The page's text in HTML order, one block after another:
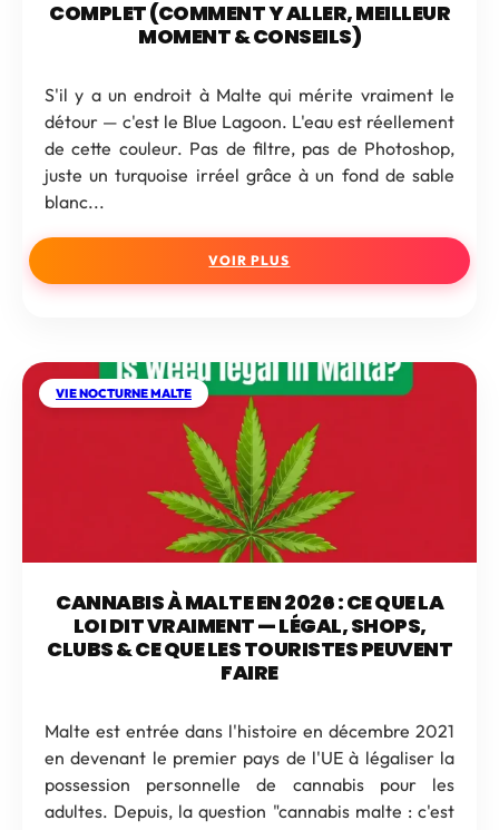
COMPLET (COMMENT Y ALLER, MEILLEUR
MOMENT & CONSEILS)
S'il y a un endroit à Malte qui mérite vraiment le
détour — c'est le Blue Lagoon. L'eau est réellement
de cette couleur. Pas de filtre, pas de Photoshop,
juste un turquoise irréel grâce à un fond de sable
blanc...
VOIR PLUS
VIE NOCTURNE MALTE
CANNABIS À MALTE EN 2026 : CE QUE LA
LOI DIT VRAIMENT — LÉGAL, SHOPS,
CLUBS & CE QUE LES TOURISTES PEUVENT
FAIRE
Malte est entrée dans l'histoire en décembre 2021
en devenant le premier pays de l'UE à légaliser la
possession personnelle de cannabis pour les
adultes. Depuis, la question "cannabis malte : c'est